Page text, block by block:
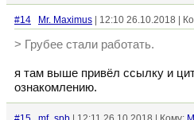
#14 Mr. Maximus | 12:10 26.10.2018 |
> Грубее стали работать.
я там выше привёл ссылку и
ознакомлению.